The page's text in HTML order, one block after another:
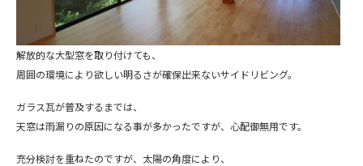
解放的な大型窓を取り付けても、
周囲の環境により欲しい明るさが確保出来ないサイドリビング。
ガラス瓦が普及するまでは、
天窓は雨漏りの原因になる事が多かったですが、心配御無用です。
充分検討を重ねたのですが、太陽の角度により、